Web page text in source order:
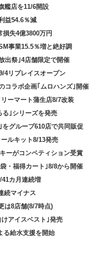
艦店を11/6開設
益54.6％減
失4億3800万円
事業15.5％増と絶好調
出祭｣4店舗限定で開催
4リプレイスオープン
コラボ企画｢ムロハンズ｣開催
ーマート蒲生店8/7改装
る｣シリーズを発売
グループ610店で共同販促
ルキット8/13発売
ーがコンペティション受賞
・福得カート｣8/8から開催
41カ月連続増
続マイナス
は8店舗(8/7時点)
アイスベスト｣発売
る給水支援を開始